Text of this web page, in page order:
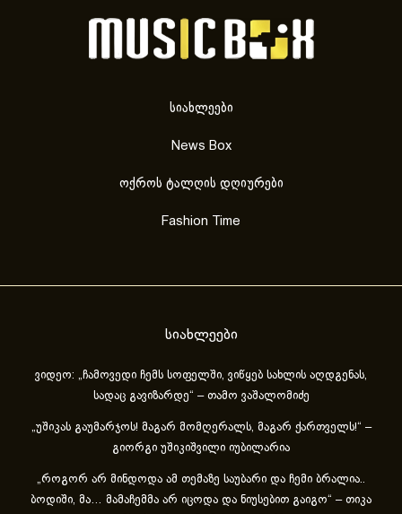
სიახლეები
News Box
ოქროს ტალღის დღიურები
Fashion Time
სიახლეები
ვიდეო: „ჩამოვედი ჩემს სოფელში, ვიწყებ სახლის აღდგენას,
სადაც გავიზარდე“ – თამო ვაშალომიძე
„უშიკას გაუმარჯოს! მაგარ მომღერალს, მაგარ ქართველს!“ –
გიორგი უშიკიშვილი იუბილარია
„როგორ არ მინდოდა ამ თემაზე საუბარი და ჩემი ბრალია..
ბოდიში, მა… მამაჩემმა არ იცოდა და ნიუსებით გაიგო“ – თიკა